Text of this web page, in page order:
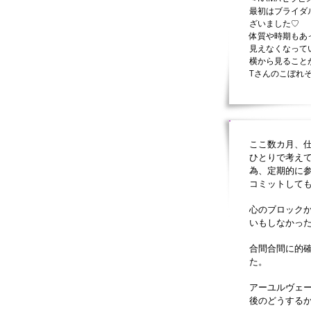
最初はブライダ
ざいました♡
体質や時期もあ
見えなくなって
横から見るこ
​Tさんのこぼれ
ここ数カ月、
ひとりで考え
為、定期的に
コミットして
心のブロック
いもしなかっ
合間合間に的
た。
アーユルヴェ
後のどうする